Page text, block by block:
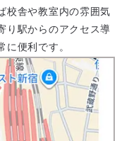
校舎や教室内の雰囲気
り駅からのアクセス導
便利です。